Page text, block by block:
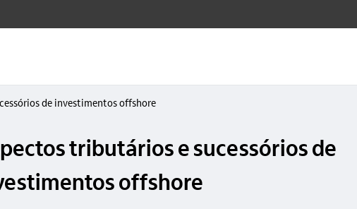
de investimentos offshore
tributários e sucessórios de
offshore